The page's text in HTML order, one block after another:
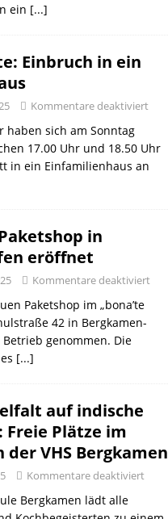
ein [...]
Einbruch in ein
Kommentare deaktiviert
haben sich am Sonntag
17.00 Uhr und 18.50 Uhr
in ein Einfamilienhaus an
in
eröffnet
Kommentare deaktiviert
Paketshop im „bona’te
42 in Bergkamen-
genommen. Die
[...]
auf indische
Plätze im
der VHS Bergkamen
Kommentare deaktiviert
Bergkamen lädt alle